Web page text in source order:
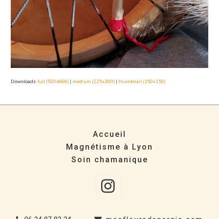
Downloads:full (500x666) | medium (225x300) |thumbnail (150x150)
Accueil
Magnétisme à Lyon
Soin chamanique